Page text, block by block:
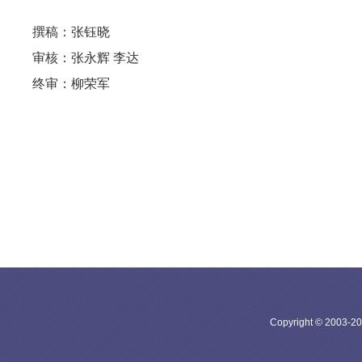
撰稿：张钰晓
审核：张永辉 李达
终审：柳荣军
Copyright © 2003-